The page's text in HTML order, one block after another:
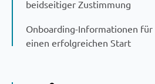
beidseitiger Zustimmung
Onboarding-Informationen für
einen erfolgreichen Start